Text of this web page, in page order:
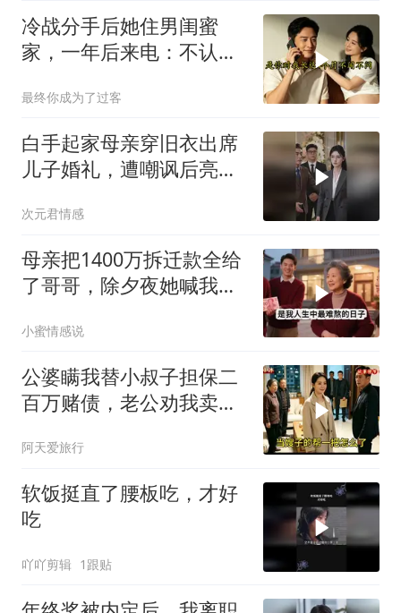
冷战分手后她住男闺蜜
家，一年后来电：不认错
最终你成为了过客
白手起家母亲穿旧衣出席
儿子婚礼，遭嘲讽后亮出
次元君情感
母亲把1400万拆迁款全给
了哥哥，除夕夜她喊我回
了，刚花900万给婆婆换
了套别墅
小蜜情感说
公婆瞒我替小叔子担保二
百万赌债，老公劝我卖房
阿天爱旅行
软饭挺直了腰板吃，才好
吃
吖吖剪辑 1跟贴